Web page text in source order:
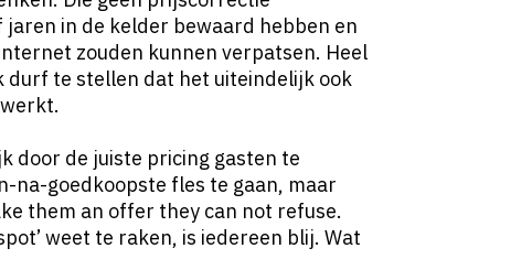
in de kelder bewaard hebben en
zouden kunnen verpatsen. Heel
te stellen dat het uiteindelijk ook
door de juiste pricing gasten te
na-goedkoopste fles te gaan, maar
them an offer they can not refuse.
weet te raken, is iedereen blij. Wat